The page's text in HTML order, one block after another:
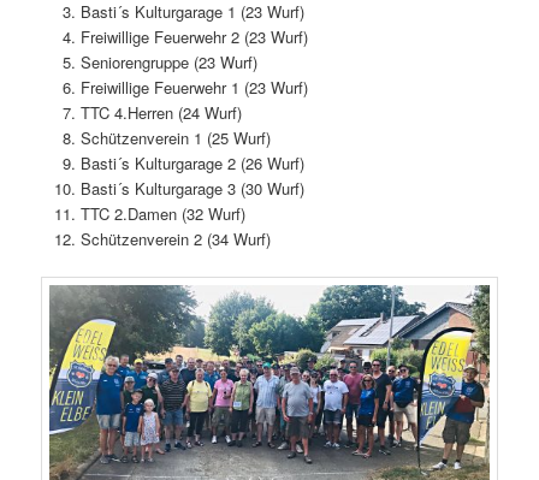
Basti´s Kulturgarage 1 (23 Wurf)
Freiwillige Feuerwehr 2 (23 Wurf)
Seniorengruppe (23 Wurf)
Freiwillige Feuerwehr 1 (23 Wurf)
TTC 4.Herren (24 Wurf)
Schützenverein 1 (25 Wurf)
Basti´s Kulturgarage 2 (26 Wurf)
Basti´s Kulturgarage 3 (30 Wurf)
TTC 2.Damen (32 Wurf)
Schützenverein 2 (34 Wurf)